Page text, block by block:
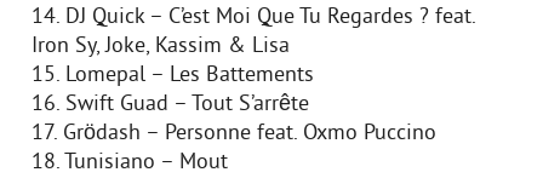
14. DJ Quick – C’est Moi Que Tu Regardes ? feat.
Iron Sy, Joke, Kassim & Lisa
15. Lomepal – Les Battements
16. Swift Guad – Tout S’arrête
17. Grödash – Personne feat. Oxmo Puccino
18. Tunisiano – Mout